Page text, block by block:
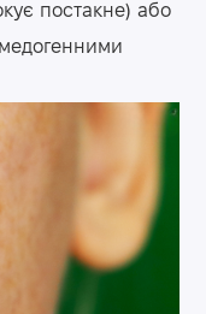
постакне) або